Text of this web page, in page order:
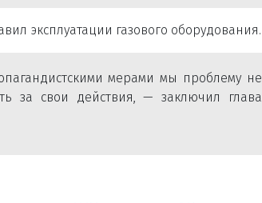
эксплуатации газового оборудования.
мерами мы проблему не
за свои действия, — заключил глава